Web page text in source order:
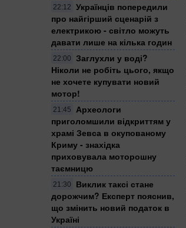
22:12
Українців попередили
про найгірший сценарій з
електрикою - світло можуть
давати лише на кілька годин
22:00
Заглухли у воді?
Ніколи не робіть цього, якщо
не хочете купувати новий
мотор!
21:45
Археологи
приголомшили відкриттям у
храмі Зевса в окупованому
Криму - знахідка
приховувала моторошну
таємницю
21:30
Виклик таксі стане
дорожчим? Експерт пояснив,
що змінить новий податок в
Україні